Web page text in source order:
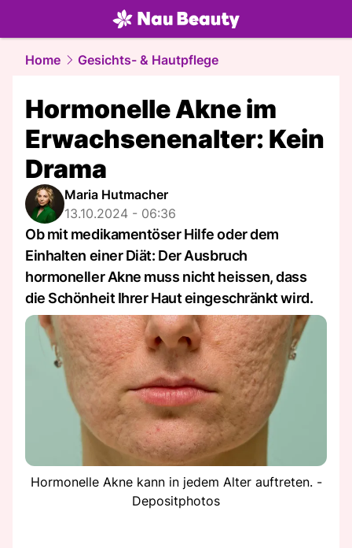
beauty.NAU.ch
Home Gesichts- & Hautpflege
Hormonelle Akne im
Erwachsenenalter: Kein
Drama
Maria Hutmacher
13.10.2024 - 06:36
Ob mit medikamentöser Hilfe oder dem
Einhalten einer Diät: Der Ausbruch
hormoneller Akne muss nicht heissen, dass
die Schönheit Ihrer Haut eingeschränkt wird.
Hormonelle Akne kann in jedem Alter auftreten. -
Depositphotos